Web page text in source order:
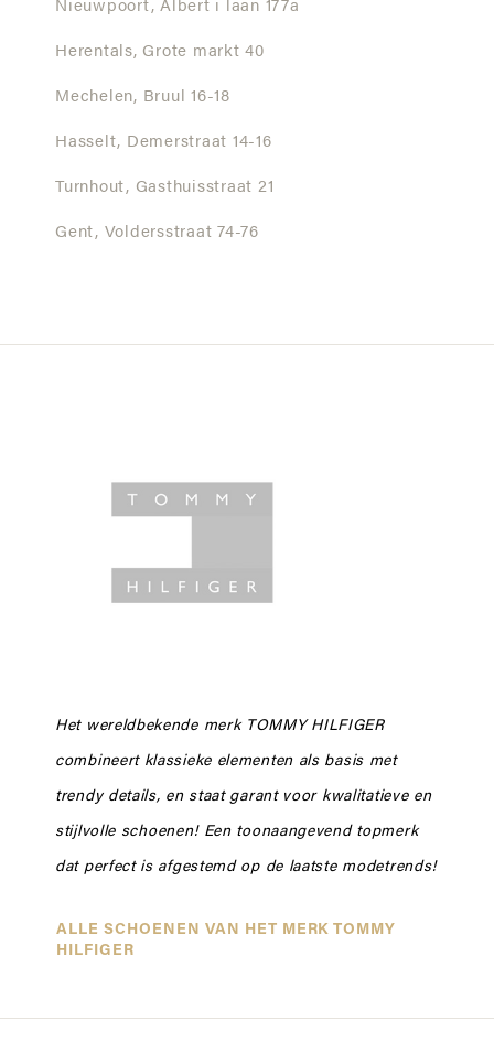
Nieuwpoort, Albert i laan 177a
Herentals, Grote markt 40
Mechelen, Bruul 16-18
Hasselt, Demerstraat 14-16
Turnhout, Gasthuisstraat 21
Gent, Voldersstraat 74-76
Het wereldbekende merk TOMMY HILFIGER
combineert klassieke elementen als basis met
trendy details, en staat garant voor kwalitatieve en
stijlvolle schoenen! Een toonaangevend topmerk
dat perfect is afgestemd op de laatste modetrends!
ALLE SCHOENEN VAN HET MERK TOMMY
HILFIGER